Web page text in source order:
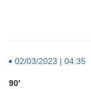
02/03/2023 | 04:35
90'